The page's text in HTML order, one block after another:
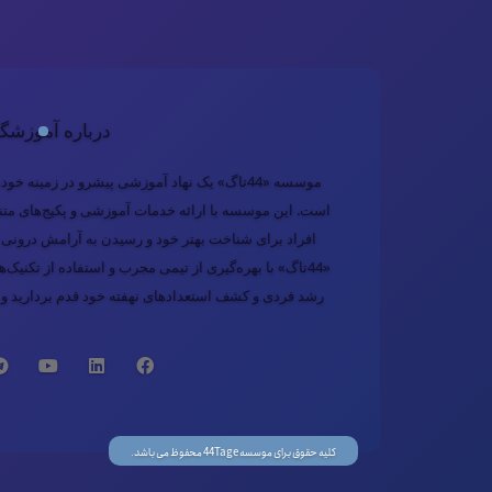
درباره
موسسه «44تاگ» یک نهاد آموزشی پیشرو در
است. این موسسه با ارائه خدمات آموزشی و پکیج‌های
افراد برای شناخت بهتر خود و رسیدن به آرامش
«44تاگ» با بهره‌گیری از تیمی مجرب و استفاده از
رشد فردی و کشف استعدادهای نهفته خود قدم بردارید
کلیه حقوق برای موسسه 44Tage محفوظ می باشد.